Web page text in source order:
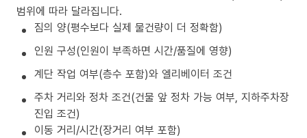
범위에 따라 달라집니다.
짐의 양(평수보다 실제 물건량이 더 정확함)
인원 구성(인원이 부족하면 시간/품질에 영향)
계단 작업 여부(층수 포함)와 엘리베이터 조건
주차 거리와 정차 조건(건물 앞 정차 가능 여부, 지하주차장
진입 조건)
이동 거리/시간(장거리 여부 포함)